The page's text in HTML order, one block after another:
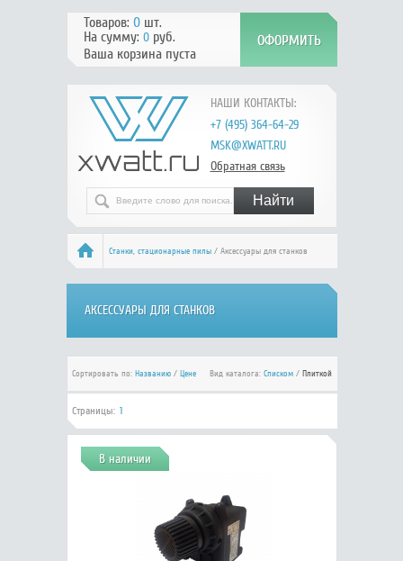
НАШИ КОНТАКТЫ:
+7 (495) 364-64-29
MSK@XWATT.RU
Обратная связь
Товаров: 0шт.
На сумму: 0руб.
Ваша корзина пуста
Станки, стационарные пилы/ Аксессуары для станков
АКСЕССУАРЫ ДЛЯ СТАНКОВ
Сортировать по: Названию/ Цене Вид каталога: Списком/ Плиткой
Страницы: 1
В наличии